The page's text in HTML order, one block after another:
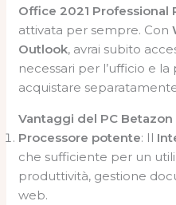
Office 2021 Professional
attivata per sempre. Con
Outlook, avrai subito
necessari per l’ufficio e
acquistare
Vantaggi del PC Betazon
Processore potente: Il
che sufficiente per un
produttività, gestione
web.